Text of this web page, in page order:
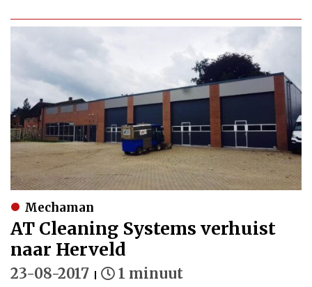
Mechaman
AT Cleaning Systems verhuist
naar Herveld
23-08-2017 1 minuut